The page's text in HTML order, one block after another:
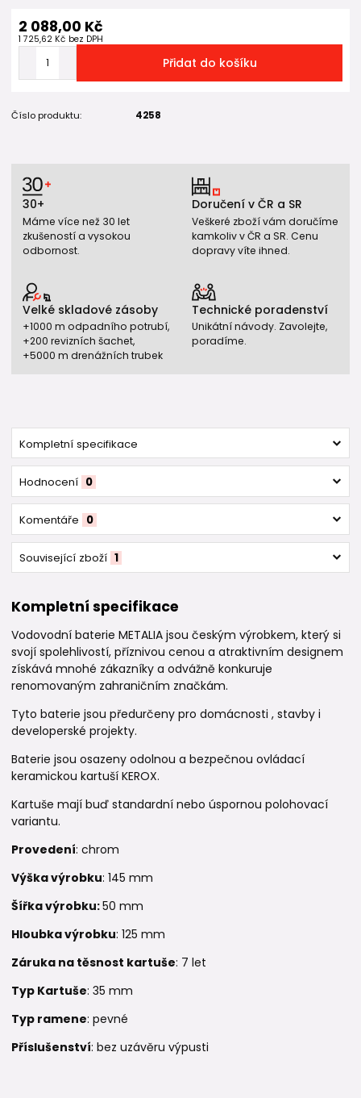
2 088,00 Kč
1 725,62 Kč bez DPH
Přidat do košíku
Číslo produktu: 4258
30+
Máme více než 30 let
zkušeností a vysokou
odbornost.
Doručení v ČR a SR
Veškeré zboží vám doručíme
kamkoliv v ČR a SR. Cenu
dopravy víte ihned.
Velké skladové zásoby
+1000 m odpadního potrubí,
+200 revizních šachet,
+5000 m drenážních trubek
Technické poradenství
Unikátní návody. Zavolejte,
poradíme.
Kompletní specifikace
Hodnocení 0
Komentáře 0
Související zboží 1
Kompletní specifikace
Vodovodní baterie METALIA jsou českým výrobkem, který si
svojí spolehlivostí, příznivou cenou a atraktivním designem
získává mnohé zákazníky a odvážně konkuruje
renomovaným zahraničním značkám.
Tyto baterie jsou předurčeny pro domácnosti , stavby i
developerské projekty.
Baterie jsou osazeny odolnou a bezpečnou ovládací
keramickou kartuší KEROX.
Kartuše mají buď standardní nebo úspornou polohovací
variantu.
Provedení: chrom
Výška výrobku: 145 mm
Šířka výrobku:50 mm
Hloubka výrobku: 125 mm
Záruka na těsnost kartuše: 7 let
Typ Kartuše: 35 mm
Typ ramene: pevné
Příslušenství: bez uzávěru výpusti